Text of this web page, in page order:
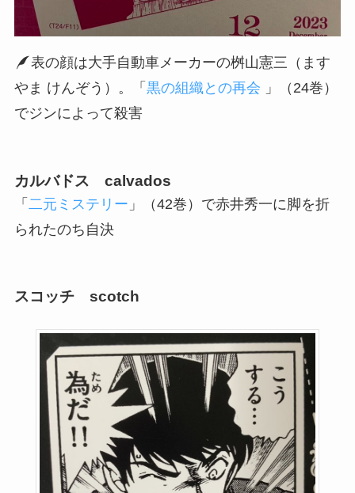
表の顔は大手自動車メーカーの桝山憲三（ます
やま けんぞう）。「 黒の組織との再会 」（24巻）
でジンによって殺害
カルバドス calvados
「 二元ミステリー 」（42巻）で赤井秀一に脚を折
られたのち自決
スコッチ scotch